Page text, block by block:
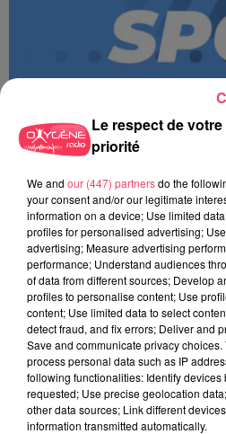
MAGSPORT SOIR 49 06/08/26
Le respect de
priorité
We and our (447) partnersdo the
your consent and/or our legitimate
information on a device; Use limited
profiles for personalised advertising;
advertising; Measure advertising
performance; Understand audiences
of data from different sources; Develop
profiles to personalise content; Use
content; Use limited data to select
detect fraud, and fix errors; Deliver and
Save and communicate privacy
process personal data such as IP
following functionalities: Identify
requested; Use precise geolocation
other data sources; Link different
information transmitted automatically.